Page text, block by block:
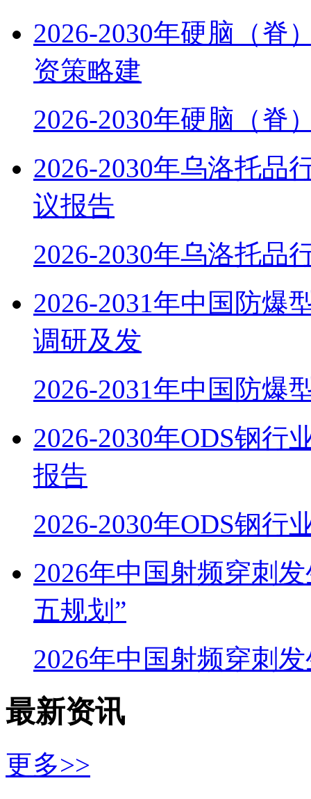
2026-2030年硬脑（脊
资策略建
2026-2030年硬脑（脊
2026-2030年乌洛托品
议报告
2026-2030年乌洛托品
2026-2031年中国防爆
调研及发
2026-2031年中国防爆
2026-2030年ODS钢行
报告
2026-2030年ODS钢行
2026年中国射频穿刺
五规划”
2026年中国射频穿刺
最新资讯
更多>>